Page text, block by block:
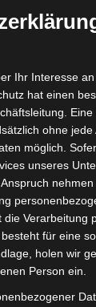
Versand
24
Ihr Interesse
hat einen
ohne jede
möglich.
unseres
Verarbeitung
für eine
holen wir
Person ein.